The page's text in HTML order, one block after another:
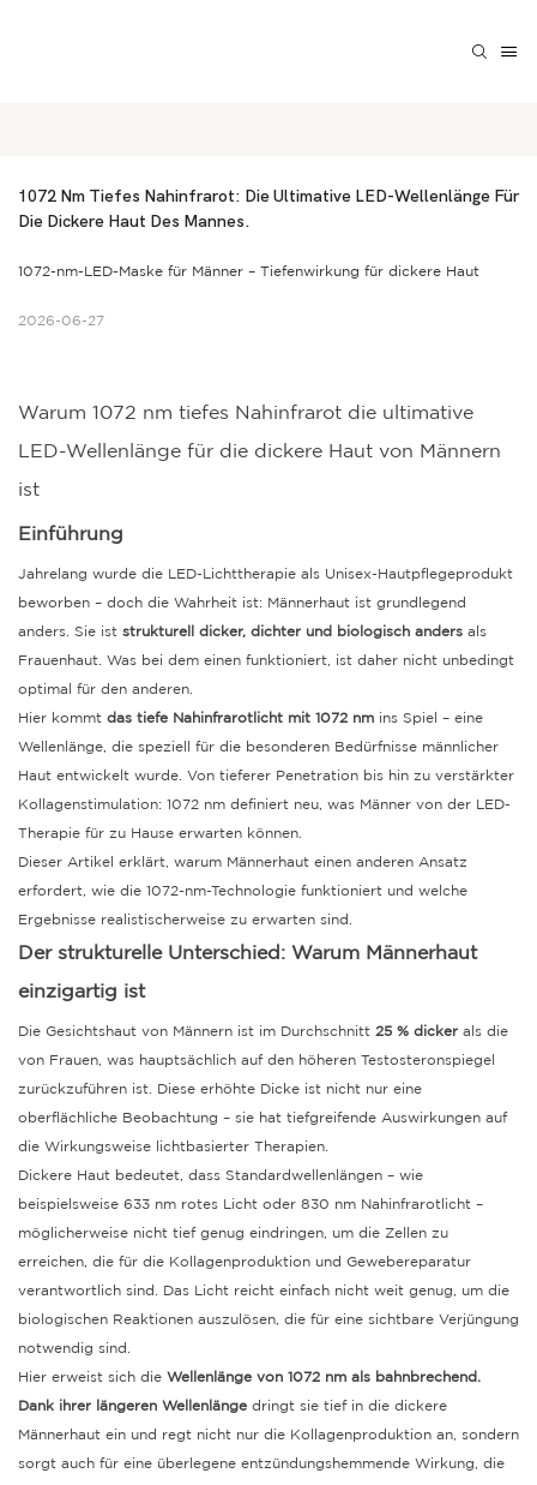
1072 Nm Tiefes Nahinfrarot: Die Ultimative LED-Wellenlänge Für
Die Dickere Haut Des Mannes.
1072-nm-LED-Maske für Männer – Tiefenwirkung für dickere Haut
2026-06-27
Warum 1072 nm tiefes Nahinfrarot die ultimative
LED-Wellenlänge für die dickere Haut von Männern
ist
Einführung
Jahrelang wurde die LED-Lichttherapie als Unisex-Hautpflegeprodukt
beworben – doch die Wahrheit ist: Männerhaut ist grundlegend
anders. Sie ist strukturell dicker, dichter und biologisch anders als
Frauenhaut. Was bei dem einen funktioniert, ist daher nicht unbedingt
optimal für den anderen.
Hier kommt das tiefe Nahinfrarotlicht mit 1072 nm ins Spiel – eine
Wellenlänge, die speziell für die besonderen Bedürfnisse männlicher
Haut entwickelt wurde. Von tieferer Penetration bis hin zu verstärkter
Kollagenstimulation: 1072 nm definiert neu, was Männer von der LED-
Therapie für zu Hause erwarten können.
Dieser Artikel erklärt, warum Männerhaut einen anderen Ansatz
erfordert, wie die 1072-nm-Technologie funktioniert und welche
Ergebnisse realistischerweise zu erwarten sind.
Der strukturelle Unterschied: Warum Männerhaut
einzigartig ist
Die Gesichtshaut von Männern ist im Durchschnitt 25 % dicker als die
von Frauen, was hauptsächlich auf den höheren Testosteronspiegel
zurückzuführen ist. Diese erhöhte Dicke ist nicht nur eine
oberflächliche Beobachtung – sie hat tiefgreifende Auswirkungen auf
die Wirkungsweise lichtbasierter Therapien.
Dickere Haut bedeutet, dass Standardwellenlängen – wie
beispielsweise 633 nm rotes Licht oder 830 nm Nahinfrarotlicht –
möglicherweise nicht tief genug eindringen, um die Zellen zu
erreichen, die für die Kollagenproduktion und Gewebereparatur
verantwortlich sind. Das Licht reicht einfach nicht weit genug, um die
biologischen Reaktionen auszulösen, die für eine sichtbare Verjüngung
notwendig sind.
Hier erweist sich die Wellenlänge von 1072 nm als bahnbrechend.
Dank ihrer längeren Wellenlänge dringt sie tief in die dickere
Männerhaut ein und regt nicht nur die Kollagenproduktion an, sondern
sorgt auch für eine überlegene entzündungshemmende Wirkung, die